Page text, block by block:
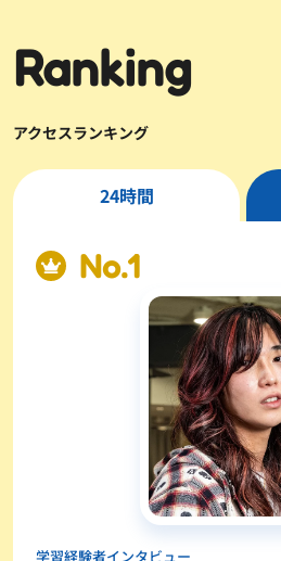
Ranking
アクセスランキング
24時間
学習経験者インタビュー